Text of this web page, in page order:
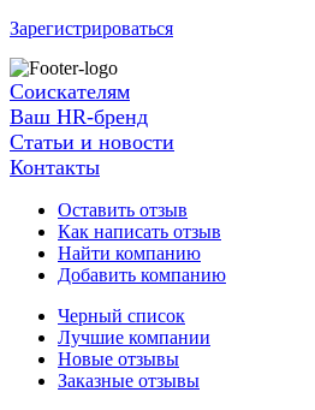
Зарегистрироваться
Соискателям
Ваш HR-бренд
Статьи и новости
Контакты
Оставить отзыв
Как написать отзыв
Найти компанию
Добавить компанию
Черный список
Лучшие компании
Новые отзывы
Заказные отзывы